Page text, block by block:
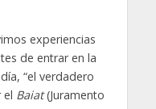
experiencias
de entrar en la
“el verdadero
el Baiat(Juramento